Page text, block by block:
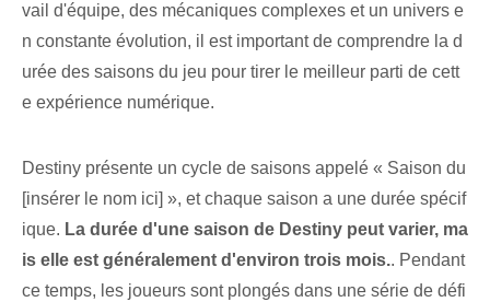
vail d'équipe, des mécaniques complexes et un univers e
n constante évolution, il est important de comprendre la d
urée des saisons du jeu pour tirer le meilleur parti de cett
e expérience numérique.
Destiny présente un cycle de saisons⁢ appelé « Saison du
[insérer le nom ici] », et chaque saison a une durée spécif
ique. La durée d'une saison de Destiny peut varier, ma
is elle est généralement d'environ trois mois.. Pendant
ce temps, les joueurs sont plongés dans une série de défi